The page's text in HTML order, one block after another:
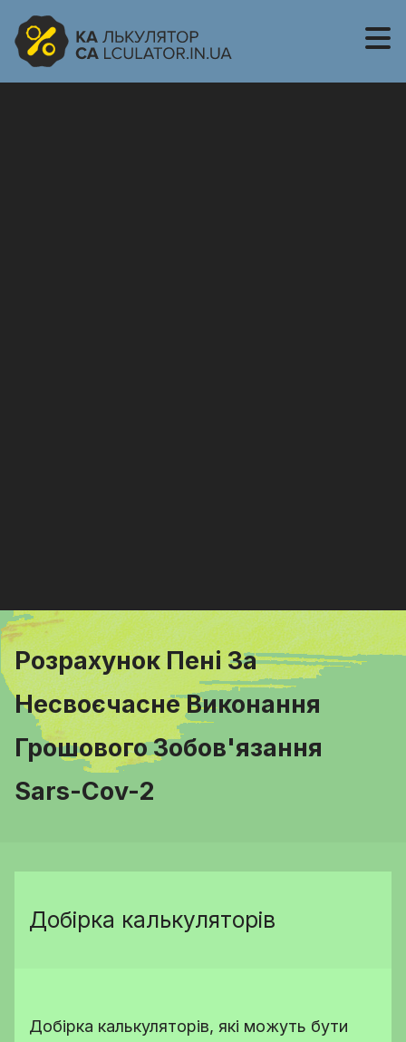
Розрахунок Пені За
Несвоєчасне Виконання
Грошового Зобов'язання
Sars-Cov-2
Добірка калькуляторів
Добірка калькуляторів, які можуть бути